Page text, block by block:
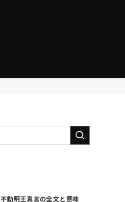
不動明王真言の全文と意味